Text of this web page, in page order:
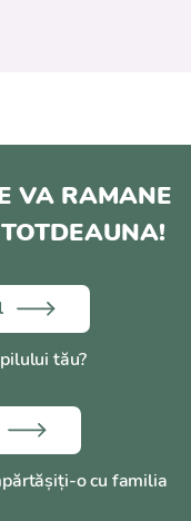
VA RAMANE
tău?
o cu familia